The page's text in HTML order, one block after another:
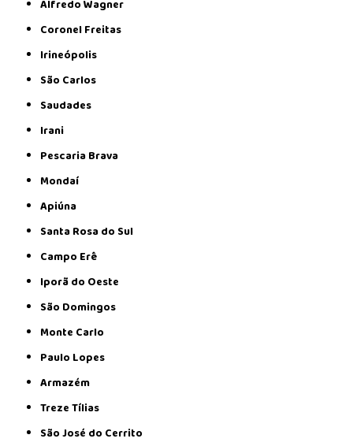
Alfredo Wagner
Coronel Freitas
Irineópolis
São Carlos
Saudades
Irani
Pescaria Brava
Mondaí
Apiúna
Santa Rosa do Sul
Campo Erê
Iporã do Oeste
São Domingos
Monte Carlo
Paulo Lopes
Armazém
Treze Tílias
São José do Cerrito